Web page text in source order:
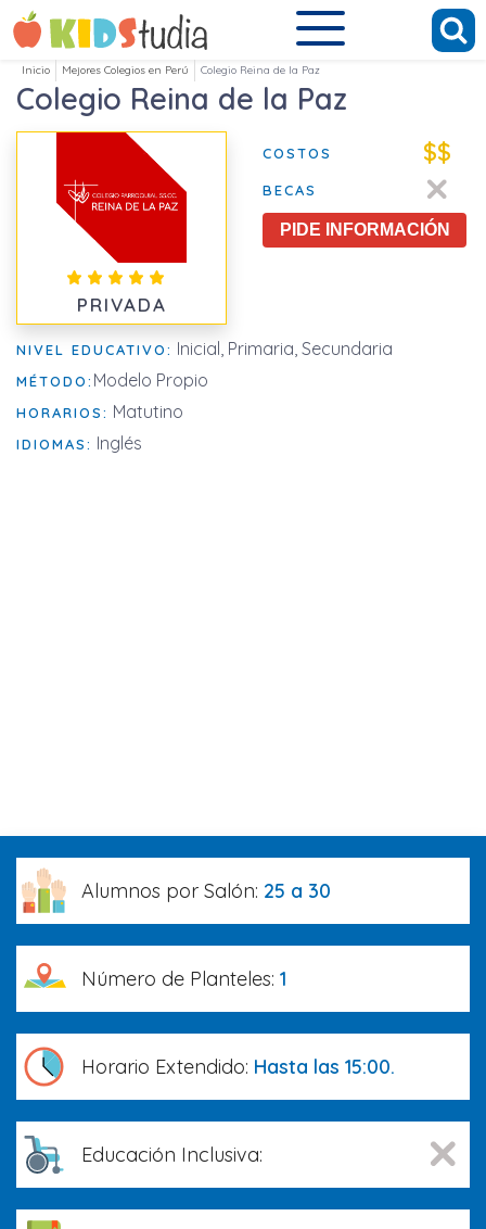
Inicio Mejores Colegios en Perú Colegio Reina de la Paz
Colegio Reina de la Paz
PRIVADA
COSTOS $$
BECAS
PIDE INFORMACIÓN
NIVEL EDUCATIVO: Inicial, Primaria, Secundaria
MÉTODO: Modelo Propio
HORARIOS: Matutino
IDIOMAS: Inglés
Alumnos por Salón: 25 a 30
Número de Planteles: 1
Horario Extendido: Hasta las 15:00.
Educación Inclusiva: